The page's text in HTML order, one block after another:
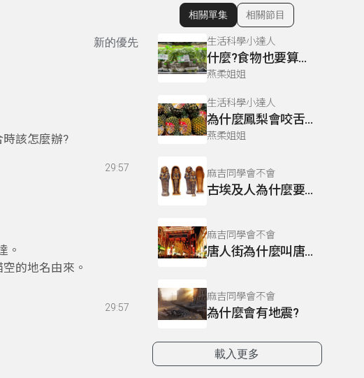
新的優先
該怎麼辦?
29:57
。
的地名由來。
29:57
顯示相關單集
相關單集 相關節目
生活科學小達人
什麼?食物也要算路程淺談碳足跡
燕柔姐姐
生活科學小達人
為什麼鳳梨會咬舌頭
燕柔姐姐
麻吉同學會不會
古埃及人為什麼要把人做成木乃伊?
麻吉同學會不會
唐人街為什麼叫唐人街?
麻吉同學會不會
為什麼會有地震?
載入更多